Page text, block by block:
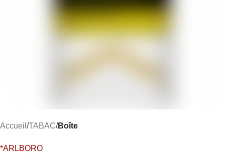
Accueil TABAC Boîte
*ARLBORO